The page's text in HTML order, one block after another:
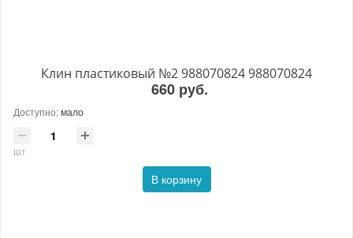
Клин пластиковый №2 988070824 988070824
660 руб.
Доступно:мало
шт
В корзину